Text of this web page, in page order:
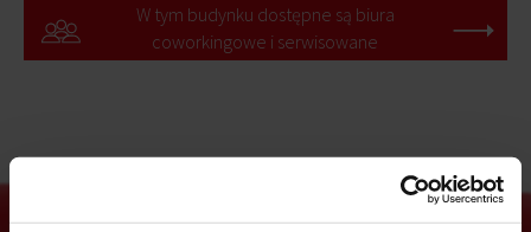
W tym budynku dostępne są biura
coworkingowe i serwisowane